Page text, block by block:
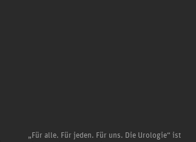
„Für alle. Für jeden. Für uns. Die Urologie“ ist